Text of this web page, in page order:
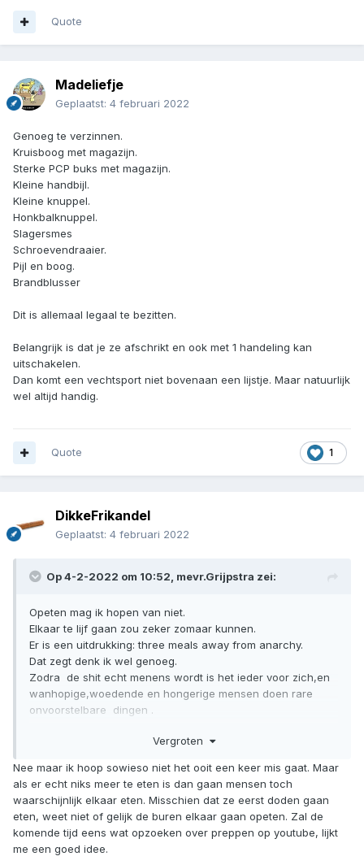
Quote
Madeliefje
Geplaatst: 4 februari 2022
Genoeg te verzinnen.
Kruisboog met magazijn.
Sterke PCP buks met magazijn.
Kleine handbijl.
Kleine knuppel.
Honkbalknuppel.
Slagersmes
Schroevendraaier.
Pijl en boog.
Brandblusser
Dit is allemaal legaal te bezitten.
Belangrijk is dat je ze afschrikt en ook met 1 handeling kan
uitschakelen.
Dan komt een vechtsport niet bovenaan een lijstje. Maar natuurlijk
wel altijd handig.
1
Quote
DikkeFrikandel
Geplaatst: 4 februari 2022
Op 4-2-2022 om 10:52, mevr.Grijpstra zei:
Opeten mag ik hopen van niet.
Elkaar te lijf gaan zou zeker zomaar kunnen.
Er is een uitdrukking: three meals away from anarchy.
Dat zegt denk ik wel genoeg.
Zodra de shit echt menens wordt is het ieder voor zich,en
wanhopige,woedende en hongerige mensen doen rare
onvoorstelbare dingen .
rekening mee moet houden!
het voorbereiden.
Richtlijnen weet ik niet ,tja wie zou die op moeten stellen.
Over het algemeen houd je je denk ik het best zoveel
mogelijk aan de wet ,he 😜?
En verdedigingstactieken ,ja in de zin van zelfverdediging.
Er zijn hier wel enkele leden mee bezig.
Vergroten
Nee maar ik hoop sowieso niet het ooit een keer mis gaat. Maar
als er echt niks meer te eten is dan gaan mensen toch
waarschijnlijk elkaar eten. Misschien dat ze eerst doden gaan
eten, weet niet of gelijk de buren elkaar gaan opeten. Zal de
komende tijd eens wat opzoeken over preppen op youtube, lijkt
me een goed idee.